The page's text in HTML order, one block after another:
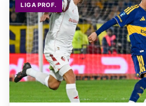
LIGA PROF.